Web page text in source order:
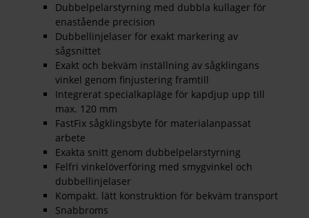
Dubbelpelarstyrning med dubbla kullager för
enastående precision
Dubbellinjelaser för exakt markering av
sågsnittet
Exakt och bekväm inställning av sågklingans
vinkel genom finjustering framtill
Integrerat specialkapläge för kapdjup upp till
max. 120 mm
FastFix sågklingsbyte för materialanpassat
arbete
Exakta snitt genom dubbelpelarstyrning
Felfri vinkelöverföring med smygvinkel och
dubbellinjelaser
Kompakt. lätt konstruktion för bekväm transport
Snabbroms